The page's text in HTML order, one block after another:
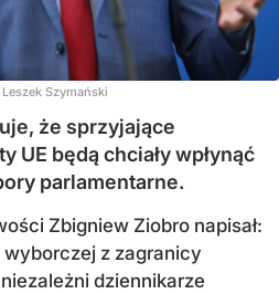
Leszek Szymański
że sprzyjające
UE będą chciały wpłynąć
parlamentarne.
Zbigniew Ziobro napisał:
z zagranicy
dziennikarze